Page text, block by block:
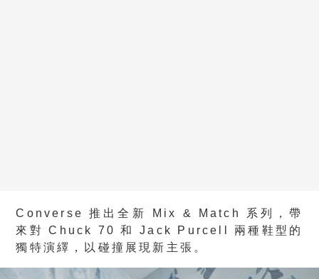
Converse 推出全新 Mix & Match 系列，帶
來對 Chuck 70 和 Jack Purcell 兩種鞋型的
獨特演繹，以碰撞展現新主張。